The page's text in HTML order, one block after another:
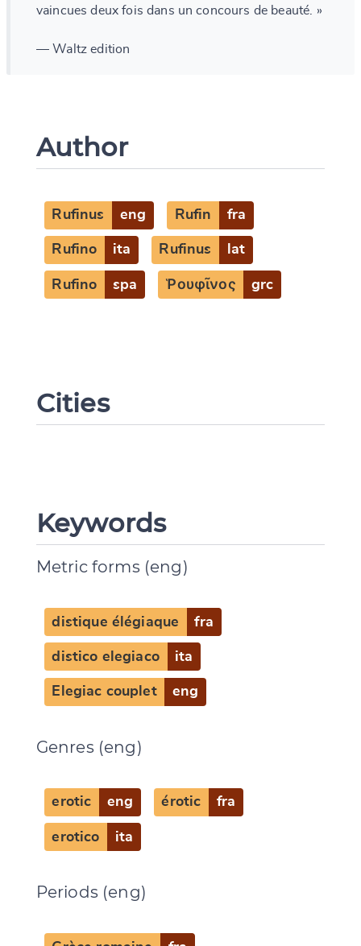
vaincues deux fois dans un concours de beauté. »
— Waltz edition
Author
Rufinus eng Rufin fra
Rufino ita Rufinus lat
Rufino spa Ῥουφῖνος grc
Cities
Keywords
Metric forms (eng)
distique élégiaque fra
distico elegiaco ita
Elegiac couplet eng
Genres (eng)
erotic eng érotic fra
erotico ita
Periods (eng)